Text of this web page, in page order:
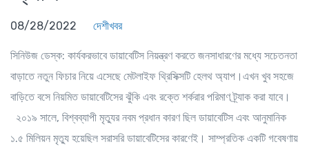
08/28/2022 দেশীখবর
সিনিউজ ডেস্ক: কার্যকরভাবে ডায়াবেটিস নিয়ন্ত্রণ করতে জনসাধারণের মধ্যে সচেতনতা
বাড়াতে নতুন ফিচার নিয়ে এসেছে মেটলাইফ থ্রিসিক্সটি হেলথ অ্যাপ।এখন খুব সহজে
বাড়িতে বসে নিয়মিত ডায়াবেটিসের ঝুঁকি এবং রক্তে শর্করার পরিমাণ ট্র্যাক করা যাবে।
২০১৯ সালে, বিশ্বব্যাপী মৃত্যুর নবম প্রধান কারণ ছিল ডায়াবেটিস এবং আনুমানিক
১.৫ মিলিয়ন মৃত্যু হয়েছিল সরাসরি ডায়াবেটিসের কারণেই। সাম্প্রতিক একটি গবেষণায়